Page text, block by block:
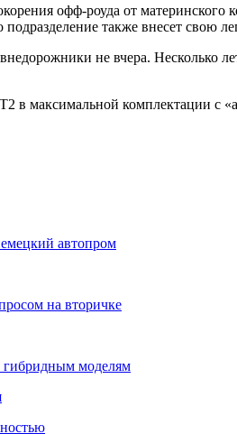
офф-роуда от
также внесет свою
не вчера. Несколько
в максимальной комплектации с
автопром
на вторичке
гибридным моделям